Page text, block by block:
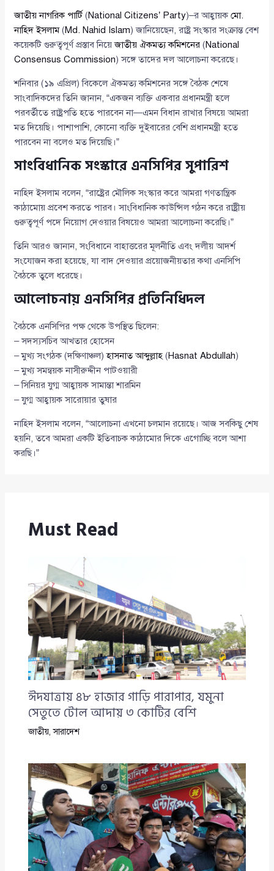
জাতীয় নাগরিক পার্টি (National Citizens’ Party)–র আহ্বায়কমো.
নাহিদ ইসলাম(Md. Nahid Islam) জানিয়েছেন, রাষ্ট্র সংস্কার সংক্রান্ত বেশ
কয়েকটি গুরুত্বপূর্ণ প্রস্তাব নিয়েজাতীয় ঐকমত্য কমিশনের (National
Consensus Commission) সঙ্গে তাদের দল আলোচনা করেছে।
শনিবার (১৯ এপ্রিল) বিকেলে ঐকমত্য কমিশনের সঙ্গে বৈঠক শেষে
সাংবাদিকদের তিনি জানান, “একজন ব্যক্তি একবার প্রধানমন্ত্রী হলে
পরবর্তীতে রাষ্ট্রপতি হতে পারবেন না—এমন বিধান রাখার বিষয়ে আমরা
মত দিয়েছি। পাশাপাশি, কোনো ব্যক্তি দুইবারের বেশি প্রধানমন্ত্রী হতে
পারবেন না বলেও মত দিয়েছি।”
সাংবিধানিক সংস্কারে এনসিপির সুপারিশ
নাহিদ ইসলাম বলেন, “রাষ্ট্রের মৌলিক সংস্কার করে আমরা গণতান্ত্রিক
কাঠামোয় প্রবেশ করতে পারব। সাংবিধানিক কাউন্সিল গঠন করে রাষ্ট্রীয়
গুরুত্বপূর্ণ পদে নিয়োগ দেওয়ার বিষয়েও আমরা আলোচনা করেছি।”
তিনি আরও জানান, সংবিধানে বাহাত্তরের মূলনীতি এবং দলীয় আদর্শ
সংযোজন করা হয়েছে, যা বাদ দেওয়ার প্রয়োজনীয়তার কথা এনসিপি
বৈঠকে তুলে ধরেছে।
আলোচনায় এনসিপির প্রতিনিধিদল
বৈঠকে এনসিপির পক্ষ থেকে উপস্থিত ছিলেন:
– সদস্যসচিব আখতার হোসেন
– মুখ্য সংগঠক (দক্ষিণাঞ্চল)হাসনাত আব্দুল্লাহ (Hasnat Abdullah)
– মুখ্য সমন্বয়ক নাসীরুদ্দীন পাটওয়ারী
– সিনিয়র যুগ্ম আহ্বায়ক সামান্তা শারমিন
– যুগ্ম আহ্বায়ক সারোয়ার তুষার
নাহিদ ইসলাম বলেন, “আলোচনা এখনো চলমান রয়েছে। আজ সবকিছু শেষ
হয়নি, তবে আমরা একটি ইতিবাচক কাঠামোর দিকে এগোচ্ছি বলে আশা
করছি।”
Must Read
ঈদযাত্রায় ৪৮ হাজার গাড়ি পারাপার, যমুনা
সেতুতে টোল আদায় ৩ কোটির বেশি
জাতীয়,সারাদেশ